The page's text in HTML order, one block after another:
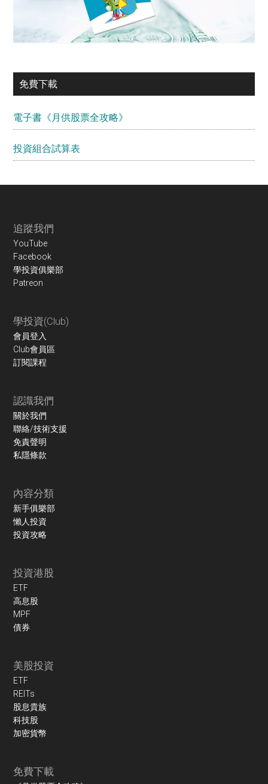
免費下載
電子書《月供股票全攻略》
投資組合試算表
Footer
追蹤我們
YouTube
Facebook
學投資俱樂部
Patreon
學投資(Club)
會員登入
Club會員區
訂閱課程
認識我們
關於我們
聯絡/技術支援
免責聲明
私隱條款
內容分類
新手俱樂部
懶人投資
投資攻略
投資港股
ETF
高息股
MPF
債券
美股投資
ETF
REITs
股息貴族
科技股
加密貨幣
免費下載